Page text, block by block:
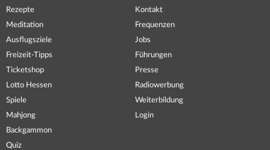
Rezepte
Meditation
Ausflugsziele
Freizeit-Tipps
Ticketshop
Lotto Hessen
Spiele
Mahjong
Backgammon
Quiz
Kontakt
Frequenzen
Jobs
Führungen
Presse
Radiowerbung
Weiterbildung
Login